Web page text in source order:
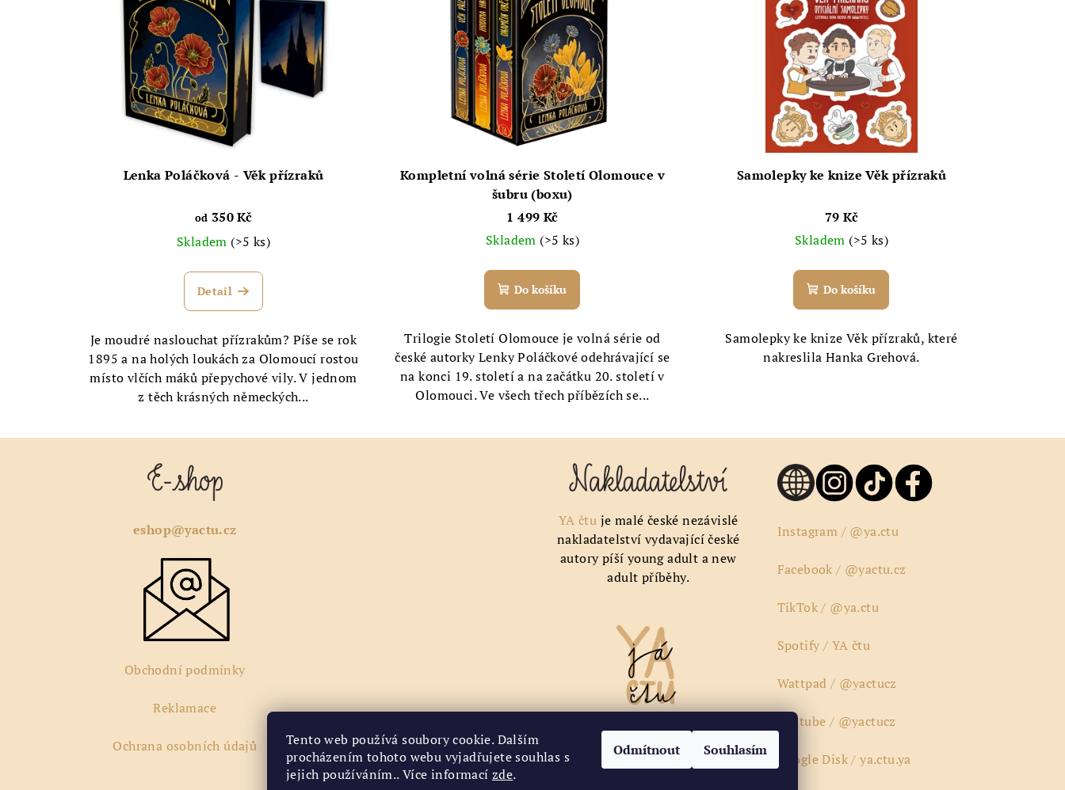
Tento web používá soubory cookie. Dalším
procházením tohoto webu vyjadřujete souhlas s
jejich používáním.. Více informací zde.
Odmítnout Souhlasím
Lenka Poláčková - Věk přízraků
od 350 Kč
Skladem (>5 ks)
Detail
Je moudré naslouchat přízrakům? Píše se rok
1895 a na holých loukách za Olomoucí rostou
místo vlčích máků přepychové vily. V jednom
z těch krásných německých...
Kompletní volná série Století Olomouce v
šubru (boxu)
1 499 Kč
Skladem (>5 ks)
Do košíku
Trilogie Století Olomouce je volná série od
české autorky Lenky Poláčkové odehrávající se
na konci 19. století a na začátku 20. století v
Olomouci. Ve všech třech příbězích se...
Samolepky ke knize Věk přízraků
79 Kč
Skladem (>5 ks)
Do košíku
Samolepky ke knize Věk přízraků, které
nakreslila Hanka Grehová.
eshop@yactu.cz
Obchodní podmínky
Reklamace
Ochrana osobních údajů
YA čtu je malé české nezávislé
nakladatelství vydavající české
autory píší young adult a new
adult příběhy.
✉️ Chci odebírat newsletter
Instagram / @ya.ctu
Facebook / @yactu.cz
TikTok / @ya.ctu
Spotify / YA čtu
Wattpad / @yactucz
Youtube / @yactucz
Google Disk / ya.ctu.ya